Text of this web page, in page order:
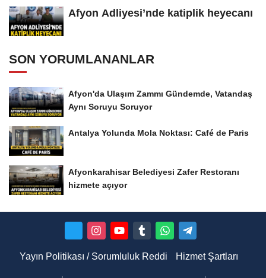
Afyon Adliyesi’nde katiplik heyecanı
SON YORUMLANANLAR
Afyon'da Ulaşım Zammı Gündemde, Vatandaş
Aynı Soruyu Soruyor
Antalya Yolunda Mola Noktası: Café de Paris
Afyonkarahisar Belediyesi Zafer Restoranı
hizmete açıyor
Yayın Politikası / Sorumluluk Reddi Hizmet Şartları